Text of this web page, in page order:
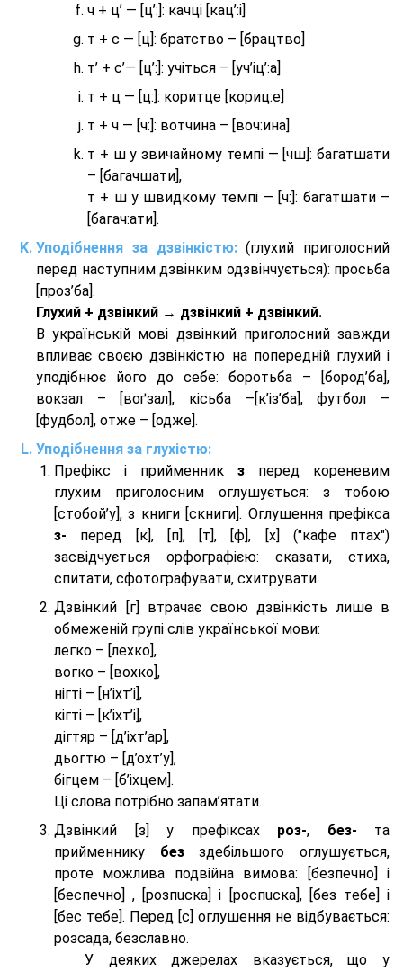
ч + ц’ — [ц’:]: качці [кац’:і]
т + с — [ц]: братство – [брaцтво]
т’ + с’— [ц’:]: учіться – [уч’іц’:a]
т + ц — [ц:]: коритце [кориц:е]
т + ч — [ч:]: вотчина – [вoч:ина]
т + ш у звичайному темпі — [чш]: багатшати
– [багачшати],
т + ш у швидкому темпі — [ч:]: багатшати –
[багач:ати].
Уподібнення за дзвінкістю:(глухий приголосний
перед наступним дзвінким одзвінчується): просьба
[проз’ба].
Глухий + дзвінкий → дзвінкий + дзвінкий.
В українській мові дзвінкий приголосний завжди
впливає своєю дзвінкістю на попередній глухий і
уподібнює його до себе: боротьба – [бород’ба],
вокзал – [воґзал], кісьба –[к’із’ба], футбол –
[фудбол], отже – [одже].
Уподібнення за глухістю:
Префікс і прийменник з перед кореневим
глухим приголосним оглушується: з тобою
[стобой’у], з книги [скниги]. Оглушення префікса
з- перед [к], [п], [т], [ф], [х] ("кафе птах")
засвідчується орфографією: сказати, стиха,
спитати, сфотографувати, схитрувати.
Дзвінкий [г] втрачає свою дзвінкість лише в
обмеженій групі слів української мови:
легко – [лехко],
вогко – [вохко],
нігті – [н’іхт’і],
кігті – [к’іхт’і],
дігтяр – [д’іхт’ар],
дьогтю – [д’охт’у],
бігцем – [б’іхцем].
Ці слова потрібно запам’ятати.
Дзвінкий [з] у префіксах роз-, без- та
прийменнику безздебільшого оглушується,
проте можлива подвійна вимова: [безпeчно] і
[беспeчно] , [розпuска] і [роспuска], [без тeбе] і
[бес тeбе]. Перед [с] оглушення не відбувається:
розсада, безславно.
У деяких джерелах вказується, що у